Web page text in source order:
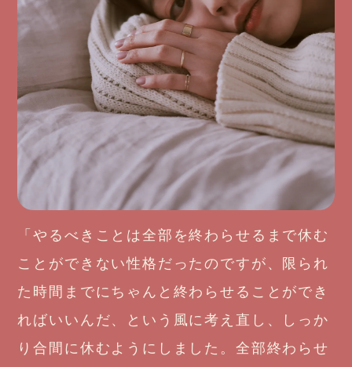
「やるべきことは全部を終わらせるまで休む
ことができない性格だったのですが、限られ
た時間までにちゃんと終わらせることができ
ればいいんだ、という風に考え直し、しっか
り合間に休むようにしました。全部終わらせ